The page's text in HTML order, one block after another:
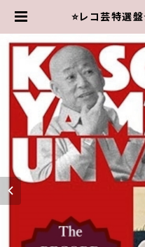
⭐️レコ芸特選